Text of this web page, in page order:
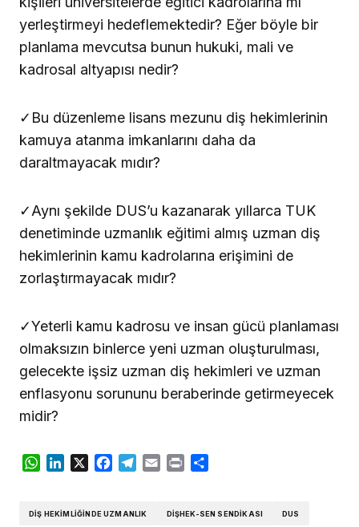
yerleştirmeyi hedeflemektedir? Eğer böyle bir
planlama mevcutsa bunun hukuki, mali ve
kadrosal altyapısı nedir?
✓Bu düzenleme lisans mezunu diş hekimlerinin
kamuya atanma imkanlarını daha da
daraltmayacak mıdır?
✓Aynı şekilde DUS’u kazanarak yıllarca TUK
denetiminde uzmanlık eğitimi almış uzman diş
hekimlerinin kamu kadrolarına erişimini de
zorlaştırmayacak mıdır?
✓Yeterli kamu kadrosu ve insan gücü planlaması
olmaksızın binlerce yeni uzman oluşturulması,
gelecekte işsiz uzman diş hekimleri ve uzman
enflasyonu sorununu beraberinde getirmeyecek
midir?
WhatsApp
LinkedIn
X Facebook
Telegram
Email Print
DIŞ HEKIMLIĞINDE UZMANLIK DİŞHEK-SEN SENDIKASI DUS